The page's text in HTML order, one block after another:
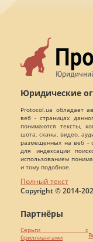
Юридические
Protocol.ua обладает
веб - страницах
понимаются тексты,
шота, сканы, видео,
размещенных на веб -
для индексации
использованием
и тому подобное.
Полный текст
Copyright © 2014-
Партнёры
Серьги с
бриллиантами